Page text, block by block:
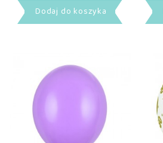
Dodaj do koszyka